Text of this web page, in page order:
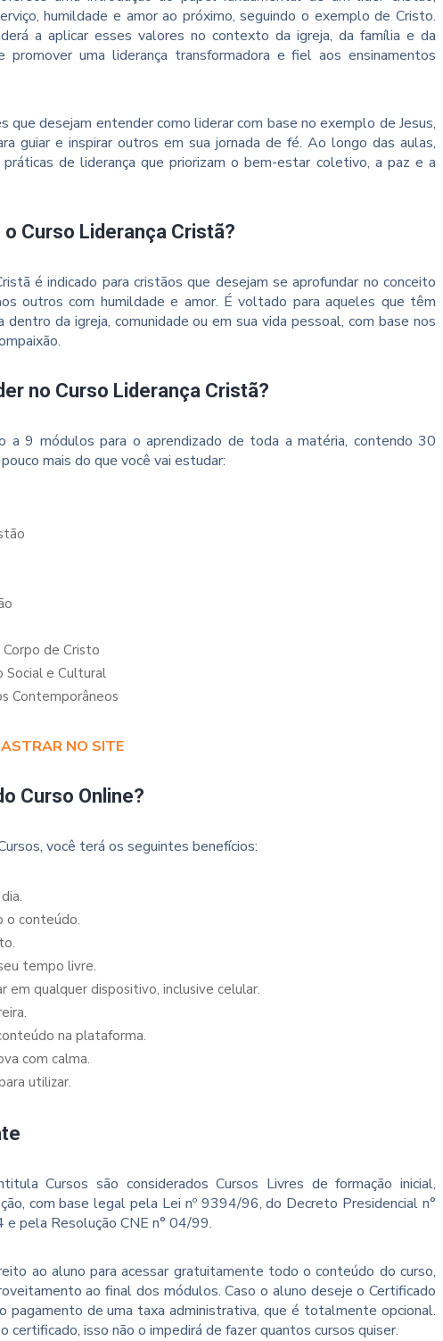
humildade e amor ao próximo, seguindo o exemplo de Cristo.
a aplicar esses valores no contexto da igreja, da família e da
promover uma liderança transformadora e fiel aos ensinamentos
que desejam entender como liderar com base no exemplo de Jesus,
guiar e inspirar outros em sua jornada de fé. Ao longo das aulas,
de liderança que priorizam o bem-estar coletivo, a paz e a
Curso Liderança Cristã?
é indicado para cristãos que desejam se aprofundar no conceito
outros com humildade e amor. É voltado para aqueles que têm
da igreja, comunidade ou em sua vida pessoal, com base nos
no Curso Liderança Cristã?
a 9 módulos para o aprendizado de toda a matéria, contendo 30
mais do que você vai estudar:
de Cristo
Social e Cultural
Contemporâneos
NO SITE
Curso Online?
você terá os seguintes benefícios:
o conteúdo.
tempo livre.
qualquer dispositivo, inclusive celular.
na plataforma.
com calma.
utilizar.
Cursos são considerados Cursos Livres de formação inicial,
com base legal pela Lei nº 9394/96, do Decreto Presidencial n°
pela Resolução CNE n° 04/99.
ao aluno para acessar gratuitamente todo o conteúdo do curso,
ao final dos módulos. Caso o aluno deseje o Certificado
pagamento de uma taxa administrativa, que é totalmente opcional.
certificado, isso não o impedirá de fazer quantos cursos quiser.